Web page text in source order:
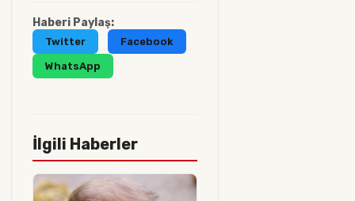
Haberi Paylaş:
Twitter Facebook
WhatsApp
İlgili Haberler